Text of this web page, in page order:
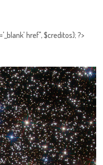
href", $creditos); ?>